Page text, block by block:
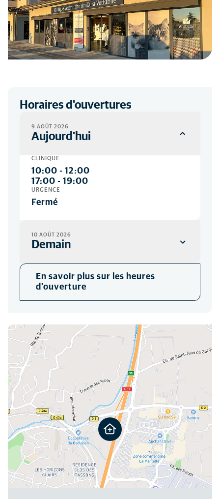
Horaires d'ouvertures
9 AOÛT 2026
Aujourd'hui
CLINIQUE
10:00 - 12:00
17:00 - 19:00
URGENCE
Fermé
10 AOÛT 2026
Demain
08:00-19:30
URGENCE
08:30-19:00
En savoir plus sur les heures
d'ouverture
Vous pouvez nous trouver ici